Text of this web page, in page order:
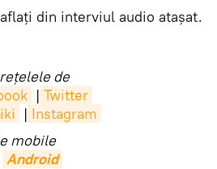
din interviul audio atașat.
de
| Twitter
| Instagram
mobile
Android